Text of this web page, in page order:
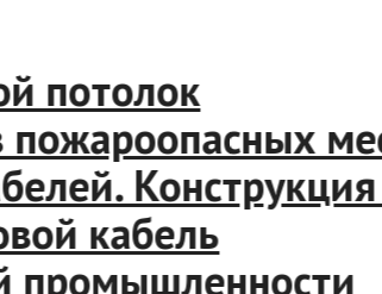
потолок
пожароопасных
кабель
промышленности